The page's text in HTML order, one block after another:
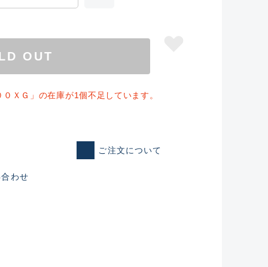
れた未使用
OUT
ＸＧ」の在庫が1個不足しています。
ご注文について
わせ